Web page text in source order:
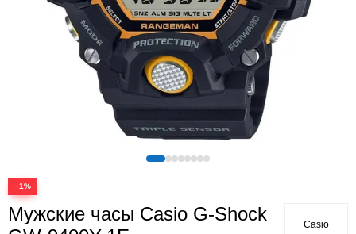
−1%
Мужские часы Casio G-Shock
Casio